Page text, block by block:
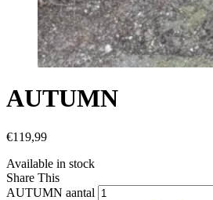
AUTUMN
€119,99
Available in stock
Share This
AUTUMN aantal